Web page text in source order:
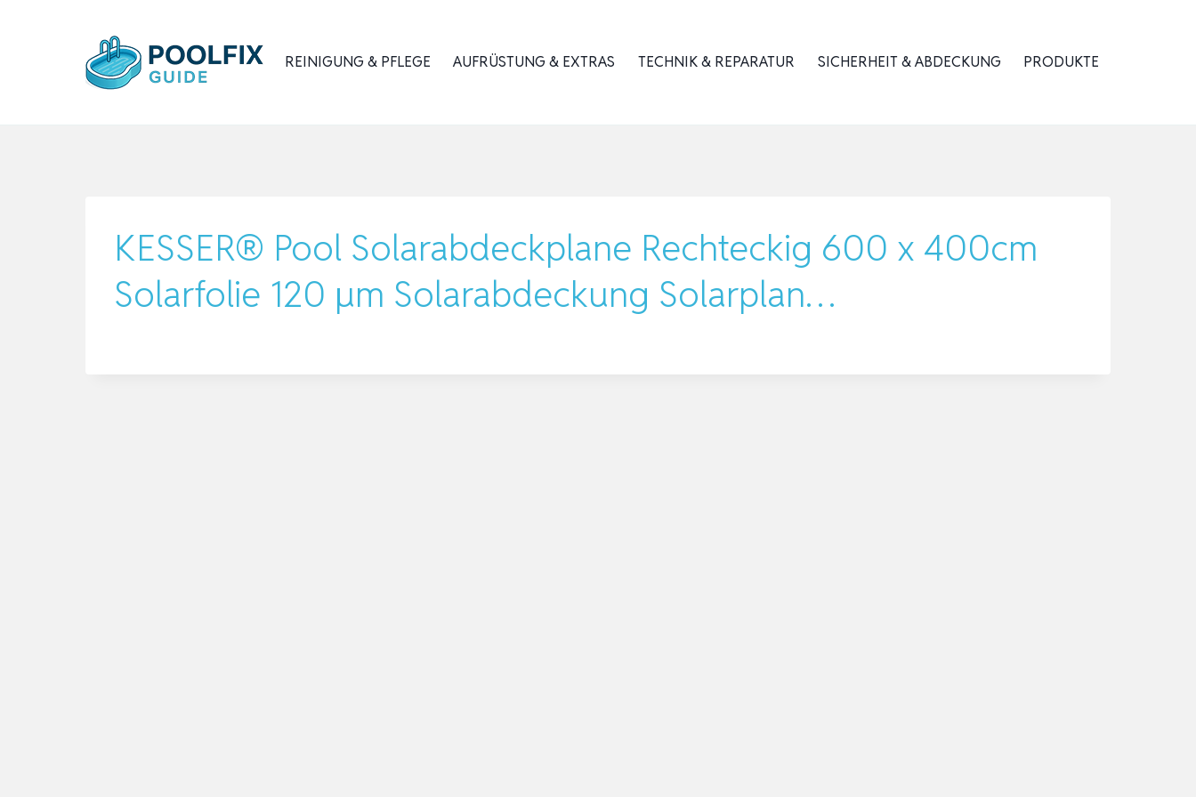
REINIGUNG & PFLEGE AUFRÜSTUNG & EXTRAS TECHNIK & REPARATUR SICHERHEIT & ABDECKUNG PRODUKTE
KESSER® Pool Solarabdeckplane Rechteckig 600 x 400cm
Solarfolie 120 µm Solarabdeckung Solarplan…